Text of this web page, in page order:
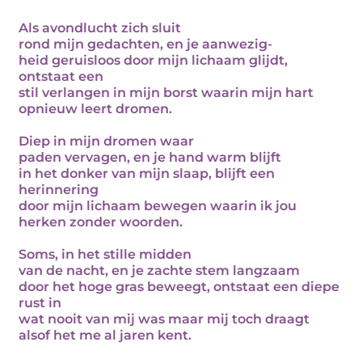
Als avondlucht zich sluit
rond mijn gedachten, en je aanwezig-
heid geruisloos door mijn lichaam glijdt,
ontstaat een
stil verlangen in mijn borst waarin mijn hart
opnieuw leert dromen.
Diep in mijn dromen waar
paden vervagen, en je hand warm blijft
in het donker van mijn slaap, blijft een
herinnering
door mijn lichaam bewegen waarin ik jou
herken zonder woorden.
Soms, in het stille midden
van de nacht, en je zachte stem langzaam
door het hoge gras beweegt, ontstaat een diepe
rust in
wat nooit van mij was maar mij toch draagt
alsof het me al jaren kent.